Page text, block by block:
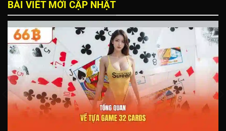
BÀI VIẾT MỚI CẬP NHẬT